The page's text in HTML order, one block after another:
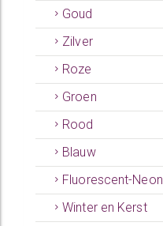
Goud
Zilver
Roze
Groen
Rood
Blauw
Fluorescent-Neon
Winter en Kerst